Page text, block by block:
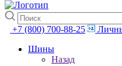
+7 (800) 700-88-25
Шины
Назад